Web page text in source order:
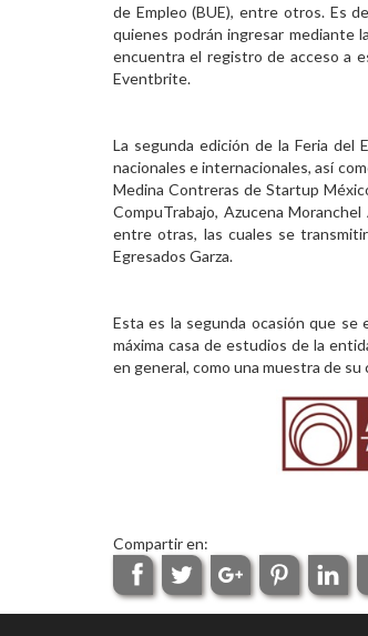
de Empleo (BUE), entre otros. Es
quienes podrán ingresar mediante
encuentra el registro de acceso a
Eventbrite.
La segunda edición de la Feria del
nacionales e internacionales, así
Medina Contreras de Startup
CompuTrabajo, Azucena
entre otras, las cuales se
Egresados Garza.
Esta es la segunda ocasión que se
máxima casa de estudios de la
en general, como una muestra de
Compartir en: